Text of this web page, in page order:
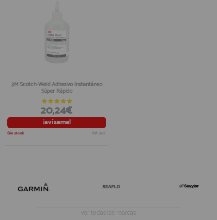
3M Scotch-Weld Adhesivo Instantáneo
Súper Rápido
20,24€
¡avíseme!
Sin stock IVA incl.
ver todas las marcas